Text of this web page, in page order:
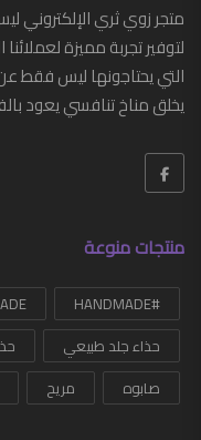
متجر زوي ثري الإلكتروني
لتوفير تجربة مميزة
التي يحتاجونها ليس فقط
يخلق مناخ تنافسي يعود
منتجات منوعة
#HANDMADE
حذاء جلد طبيعي
صابوه
مريح